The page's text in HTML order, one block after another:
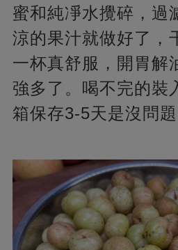
蜜和純凈水攪碎，過
涼的果汁就做好了，
一杯真舒服，開胃解
強多了。喝不完的裝
箱保存3-5天是沒問題